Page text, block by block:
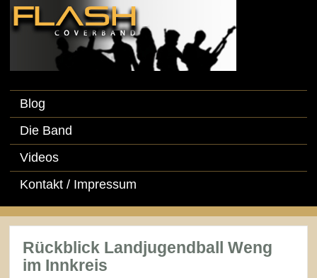
Blog
Die Band
Videos
Kontakt / Impressum
Rückblick Landjugendball Weng
im Innkreis